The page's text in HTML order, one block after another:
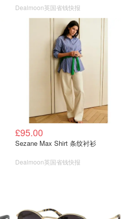
Dealmoon英国省钱快报
£95.00
Sezane Max Shirt 条纹衬衫
Dealmoon英国省钱快报